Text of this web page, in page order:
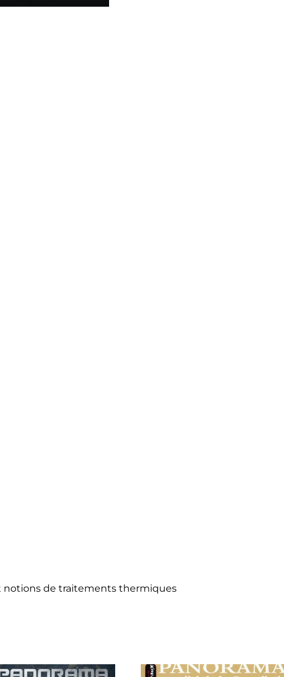
notions de traitements thermiques